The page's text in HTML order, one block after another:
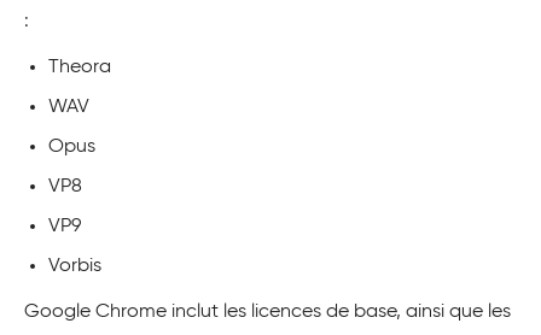
:
Theora
WAV
Opus
VP8
VP9
Vorbis
Google Chrome inclut les licences de base, ainsi que les